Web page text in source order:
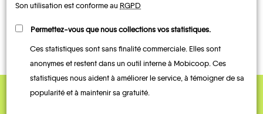
Son utilisation est conforme au RGPD
Permettez-vous que nous collections vos statistiques.
Ces statistiques sont sans finalité commerciale. Elles sont
anonymes et restent dans un outil interne à Mobicoop. Ces
statistiques nous aident à améliorer le service, à témoigner de sa
popularité et à maintenir sa gratuité.